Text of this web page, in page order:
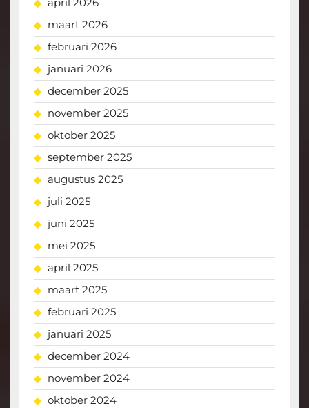
april 2026
maart 2026
februari 2026
januari 2026
december 2025
november 2025
oktober 2025
september 2025
augustus 2025
juli 2025
juni 2025
mei 2025
april 2025
maart 2025
februari 2025
januari 2025
december 2024
november 2024
oktober 2024